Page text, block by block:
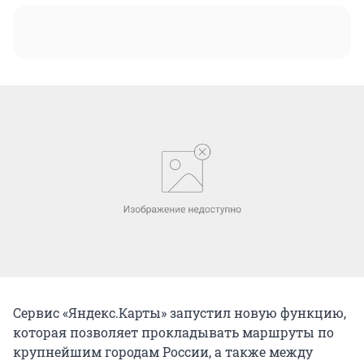
Сервис «Яндекс.Карты» запустил новую функцию,
которая позволяет прокладывать маршруты по
крупнейшим городам России, а также между